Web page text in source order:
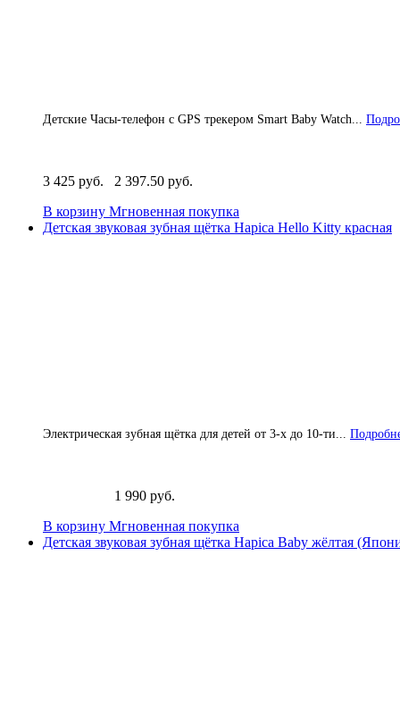
Детские Часы-телефон с GPS трекером Smart Baby Watch...
3 425 руб.
2 397.50 руб.
В корзину Мгновенная покупка
Детская звуковая зубная щётка Hapica Hello Kitty красная
Электрическая зубная щётка для детей от 3-х до 10-ти...
1 990 руб.
В корзину Мгновенная покупка
Детская звуковая зубная щётка Hapica Baby жёлтая